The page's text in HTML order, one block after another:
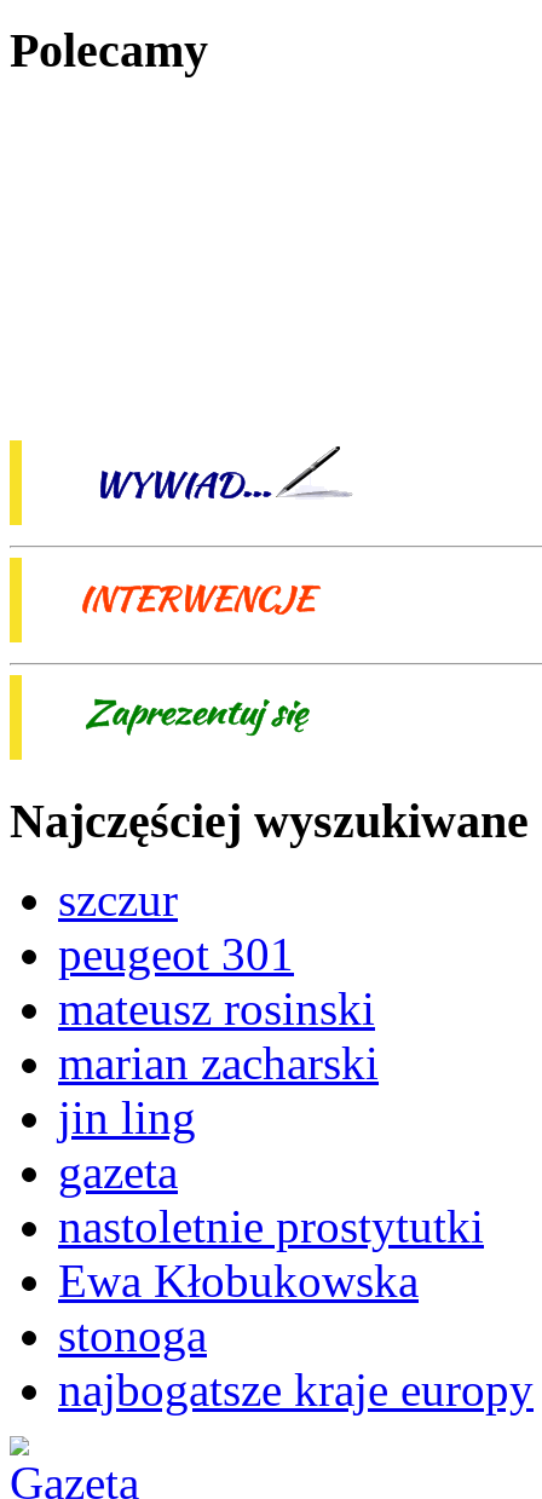
Polecamy
Najczęściej wyszukiwane
szczur
peugeot 301
mateusz rosinski
marian zacharski
jin ling
gazeta
nastoletnie prostytutki
Ewa Kłobukowska
stonoga
najbogatsze kraje europy